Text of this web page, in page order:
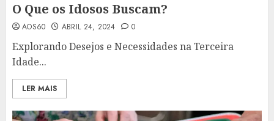
O Que os Idosos Buscam?
AOS60 ABRIL 24, 2024 0
Explorando Desejos e Necessidades na Terceira
Idade...
LER MAIS